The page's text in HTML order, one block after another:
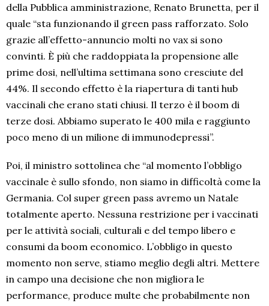
della Pubblica amministrazione, Renato Brunetta, per il
quale “sta funzionando il green pass rafforzato. Solo
grazie all’effetto-annuncio molti no vax si sono
convinti. È più che raddoppiata la propensione alle
prime dosi, nell’ultima settimana sono cresciute del
44%. Il secondo effetto è la riapertura di tanti hub
vaccinali che erano stati chiusi. Il terzo è il boom di
terze dosi. Abbiamo superato le 400 mila e raggiunto
poco meno di un milione di immunodepressi”.
Poi, il ministro sottolinea che “al momento l’obbligo
vaccinale è sullo sfondo, non siamo in difficoltà come la
Germania. Col super green pass avremo un Natale
totalmente aperto. Nessuna restrizione per i vaccinati
per le attività sociali, culturali e del tempo libero e
consumi da boom economico. L’obbligo in questo
momento non serve, stiamo meglio degli altri. Mettere
in campo una decisione che non migliora le
performance, produce multe che probabilmente non